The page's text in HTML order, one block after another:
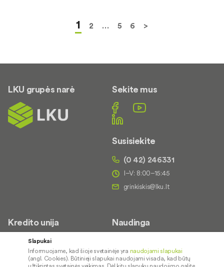
1 2 … 5 6 >
LKU grupės narė Sekite mus
Susisiekite
(0 42) 246331
I–V: 8:00–15:45
Kredito unija
Apie mus
Kontaktai
Naudinga
Palūkanų normos
Slapukai
Informuojame, kad šioje svetainėje yra naudojami slapukai
(angl. Cookies). Būtinieji slapukai naudojami visada, kad būtų